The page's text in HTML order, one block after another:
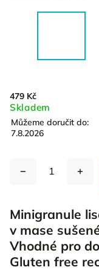
479 Kč
Skladem
Můžeme doručit do:
7.8.2026
Minigranule
v mase
Vhodné pro
Gluten free